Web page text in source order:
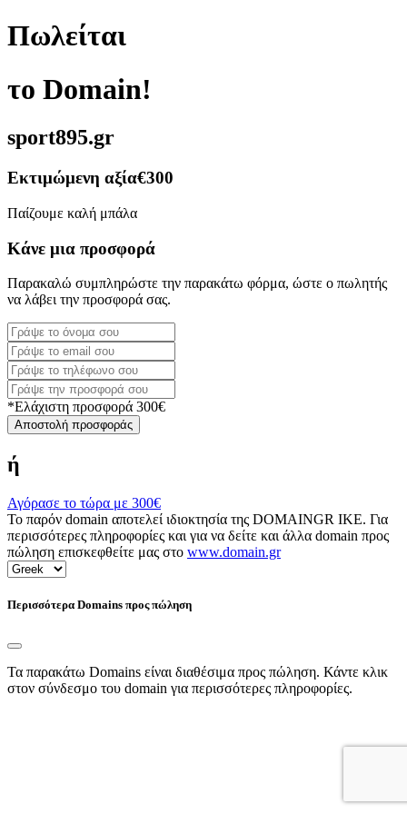
Πωλείται
το Domain!
sport895.gr
Εκτιμώμενη αξία€300
Παίζουμε καλή μπάλα
Κάνε μια προσφορά
Παρακαλώ συμπληρώστε την παρακάτω φόρμα, ώστε ο πωλητής
να λάβει την προσφορά σας.
*Ελάχιστη προσφορά 300€
Αποστολή προσφοράς
ή
Αγόρασε το τώρα με 300€
Το παρόν domain αποτελεί ιδιοκτησία της DOMAINGR ΙΚΕ. Για
περισσότερες πληροφορίες και για να δείτε και άλλα domain προς
πώληση επισκεφθείτε μας στο www.domain.gr
Περισσότερα Domains προς πώληση
Τα παρακάτω Domains είναι διαθέσιμα προς πώληση. Κάντε κλικ
στον σύνδεσμο του domain για περισσότερες πληροφορίες.